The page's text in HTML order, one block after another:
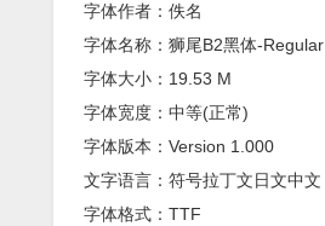
字体作者：佚名
字体名称：狮尾B2黑体-Regular
字体大小：19.53 M
字体宽度：中等(正常)
字体版本：Version 1.000
文字语言：符号拉丁文日文中文
字体格式：TTF